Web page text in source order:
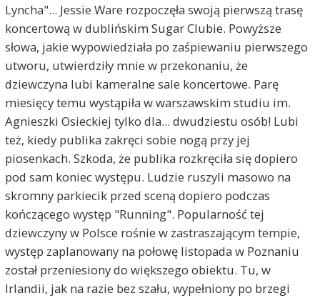
Lyncha"... Jessie Ware rozpoczęła swoją pierwszą trasę
koncertową w dublińskim Sugar Clubie. Powyższe
słowa, jakie wypowiedziała po zaśpiewaniu pierwszego
utworu, utwierdziły mnie w przekonaniu, że
dziewczyna lubi kameralne sale koncertowe. Parę
miesięcy temu wystąpiła w warszawskim studiu im.
Agnieszki Osieckiej tylko dla... dwudziestu osób! Lubi
też, kiedy publika zakręci sobie nogą przy jej
piosenkach. Szkoda, że publika rozkręciła się dopiero
pod sam koniec występu. Ludzie ruszyli masowo na
skromny parkiecik przed sceną dopiero podczas
kończącego występ "Running". Popularność tej
dziewczyny w Polsce rośnie w zastraszającym tempie,
występ zaplanowany na połowę listopada w Poznaniu
został przeniesiony do większego obiektu. Tu, w
Irlandii, jak na razie bez szału, wypełniony po brzegi